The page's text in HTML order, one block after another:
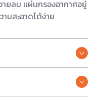
ายลม แผ่นกรองอากาศอยู่
มสะอาดได้ง่าย